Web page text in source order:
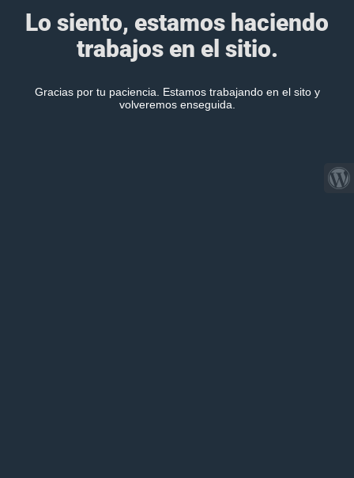
Lo siento, estamos haciendo
trabajos en el sitio.
Gracias por tu paciencia. Estamos trabajando en el sito y
volveremos enseguida.